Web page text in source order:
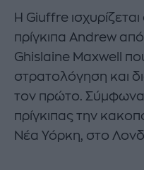
Η Giuffre
πρίγκιπα Andrew
Ghislaine Maxwell
στρατολόγηση και
τον πρώτο. Σύμφωνα
πρίγκιπας την
Νέα Υόρκη, στο